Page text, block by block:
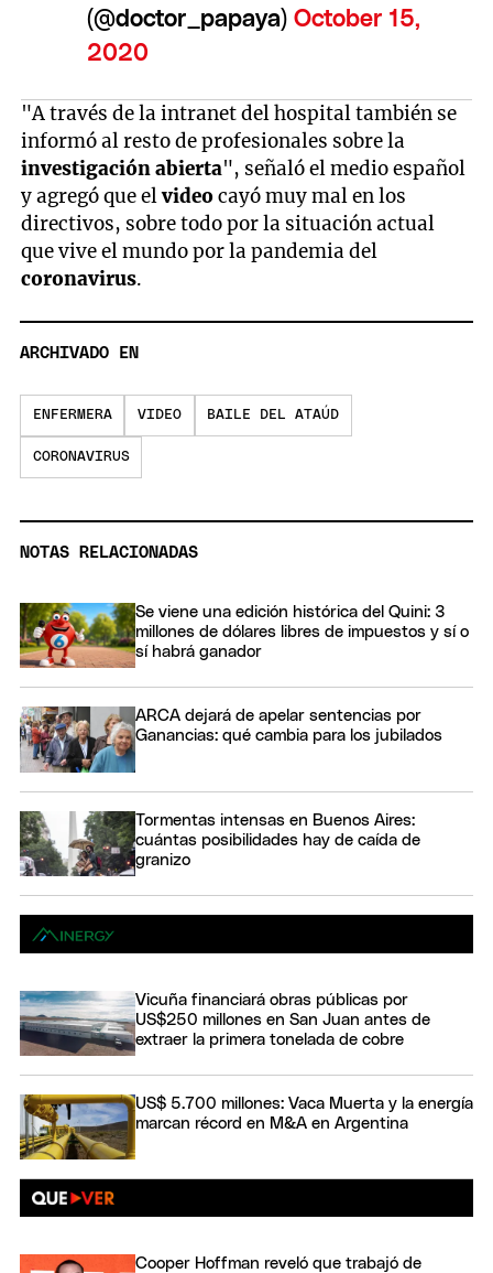
(@doctor_papaya) October 15,
2020
"A través de la intranet del hospital también se
informó al resto de profesionales sobre la
investigación abierta", señaló el medio español
y agregó que elvideocayó muy mal en los
directivos, sobre todo por la situación actual
que vive el mundo por la pandemia del
coronavirus.
ARCHIVADO EN
ENFERMERA VIDEO BAILE DEL ATAÚD
CORONAVIRUS
NOTAS RELACIONADAS
Se viene una edición histórica del Quini: 3
millones de dólares libres de impuestos y sí o
sí habrá ganador
ARCA dejará de apelar sentencias por
Ganancias: qué cambia para los jubilados
Tormentas intensas en Buenos Aires:
cuántas posibilidades hay de caída de
granizo
Vicuña financiará obras públicas por
US$250 millones en San Juan antes de
extraer la primera tonelada de cobre
US$ 5.700 millones: Vaca Muerta y la energía
marcan récord en M&A en Argentina
Cooper Hoffman reveló que trabajó de